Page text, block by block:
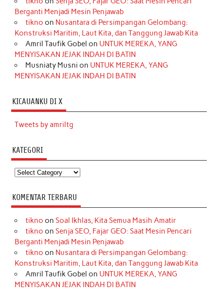
Berganti Menjadi Mesin Penjawab
tikno on Nusantara di Persimpangan Gelombang:
Konstruksi Maritim, Laut Kita, dan Tanggung Jawab Kita
Amril Taufik Gobel on UNTUK MEREKA, YANG
MENYISAKAN JEJAK INDAH DI BATIN
Musniaty Musni on UNTUK MEREKA, YANG
MENYISAKAN JEJAK INDAH DI BATIN
KICAUANKU DI X
Tweets by amriltg
KATEGORI
Kategori
KOMENTAR TERBARU
tikno on Soal Ikhlas, Kita Semua Masih Amatir
tikno on Senja SEO, Fajar GEO: Saat Mesin Pencari
Berganti Menjadi Mesin Penjawab
tikno on Nusantara di Persimpangan Gelombang:
Konstruksi Maritim, Laut Kita, dan Tanggung Jawab Kita
Amril Taufik Gobel on UNTUK MEREKA, YANG
MENYISAKAN JEJAK INDAH DI BATIN